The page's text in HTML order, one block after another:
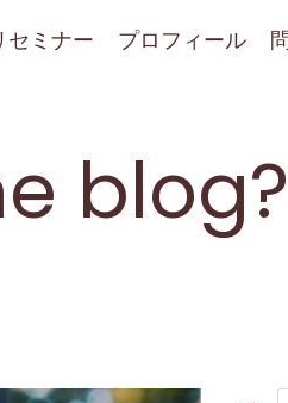
セミナー プロフィール
blog?